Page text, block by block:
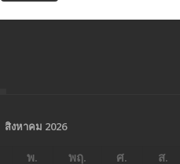
สิงหาคม 2026
พ. พฤ. ศ.
ส.